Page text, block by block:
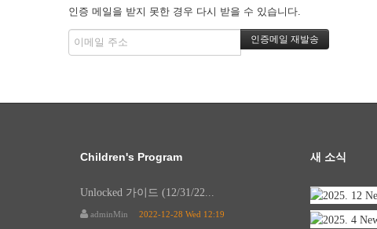
인증 메일을 받지 못한 경우 다시 받을 수 있습니다.
Children's Program
Unlocked 가이드 (12/31/22...
adminMin 2022-12-28 Wed 12:19
새 소식